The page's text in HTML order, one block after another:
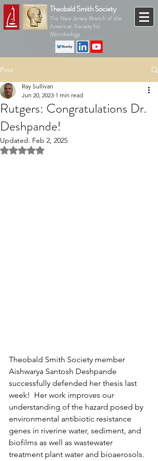
Theobald Smith Society
The New Jersey Branch of the
American Society for
Microbiology
Post
Rutgers: Congratulations Dr.
Deshpande!
Ray Sullivan
Jun 20, 2023 1 min read
Updated: Feb 2, 2025
Rated NaN out of 5 stars.
Theobald Smith Society member
Aishwarya Santosh Deshpande
successfully defended her thesis last
week!  Her work improves our
understanding of the hazard posed by
environmental antibiotic resistance
genes in riverine water, sediment, and
biofilms as well as wastewater
treatment plant water and bioaerosols.